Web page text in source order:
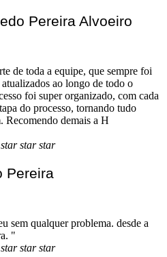
Pereira Alvoeiro
de toda a equipe, que sempre foi
ao longo de todo o
foi super organizado, com cada
do processo, tornando tudo
demais a H
star star star
Pereira
sem qualquer problema. desde a
"
star star star